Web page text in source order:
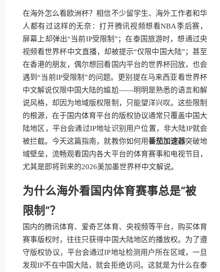
在海外怎么看欧洲杯？相信不少留学生、海外工作者和华
人都有过这样的无奈：打开腾讯视频想看NBA季后赛，
屏幕上却弹出“当前IP受限制”；在泰国旅游时，想通过央
视频看世界杯中文直播，却被提示“仅限中国大陆”；甚至
在香港的朋友，偶尔想回看国内平台的世界杯回放，也会
遇到“当前IP受限制”的问题。更别提在马来西亚看世界杯
中文解说仅限中国大陆的尴尬——明明是熟悉的语言和解
说风格，却因为地域版权限制，只能望洋兴叹。这些限制
的根源，在于国内体育平台的版权协议通常只覆盖中国大
陆地区，平台会通过IP地址识别用户位置，非大陆IP就会
被拦截。今天这篇指南，就教你如何用番茄加速器突破地
域壁垒，流畅观看国内各大平台的体育赛事和电视节目，
尤其是即将到来的2026美加墨世界杯中文解说。
为什么海外看国内体育赛事总是“被
限制”？
国内的腾讯体育、爱奇艺体育、央视频等平台，购买体育
赛事版权时，往往只获得中国大陆地区的播放权。为了遵
守版权协议，平台会通过IP地址检测用户所在区域，一旦
发现IP不在中国大陆，就会拒绝访问。这就是为什么在泰